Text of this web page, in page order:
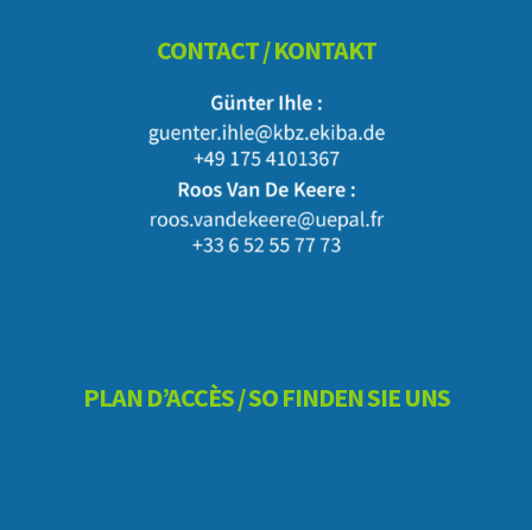
CONTACT / KONTAKT
PLAN D’ACCÈS / SO FINDEN SIE UNS